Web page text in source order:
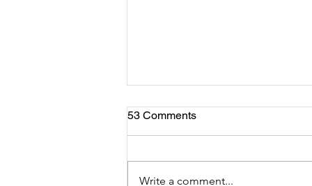
53 Comments
Write a comment...